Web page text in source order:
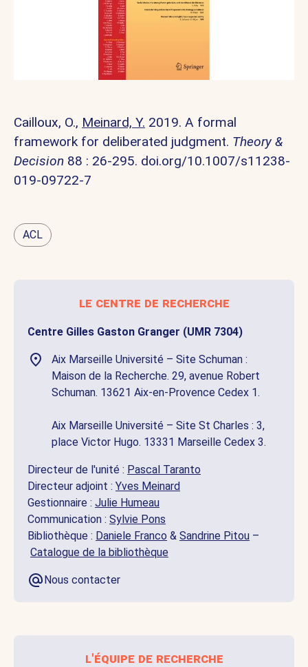
Cailloux, O., Meinard, Y. 2019. A formal
framework for deliberated judgment. Theory &
Decision 88 : 26-295. doi.org/10.1007/s11238-
019-09722-7
ACL
le centre de recherche
Centre Gilles Gaston Granger (UMR 7304)
Aix Marseille Université – Site Schuman :
Maison de la Recherche. 29, avenue Robert
Schuman. 13621 Aix-en-Provence Cedex 1.
Aix Marseille Université – Site St Charles : 3,
place Victor Hugo. 13331 Marseille Cedex 3.
Directeur de l'unité : Pascal Taranto
Directeur adjoint : Yves Meinard
Gestionnaire : Julie Humeau
Communication : Sylvie Pons
Bibliothèque : Daniele Franco & Sandrine Pitou –
Catalogue de la bibliothèque
Nous contacter
l'équipe de recherche